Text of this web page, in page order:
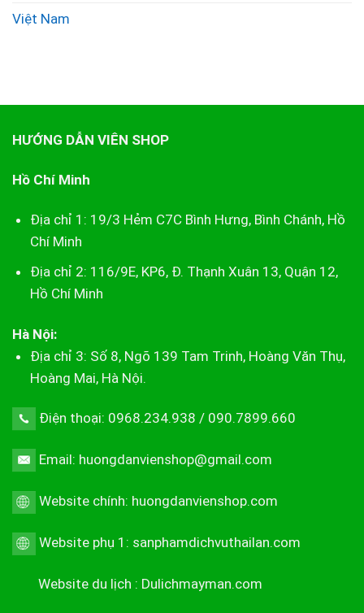
Việt Nam
HƯỚNG DẪN VIÊN SHOP
Hồ Chí Minh
Địa chỉ 1: 19/3 Hẻm C7C Bình Hưng, Bình Chánh, Hồ
Chí Minh
Địa chỉ 2: 116/9E, KP6, Đ. Thạnh Xuân 13, Quận 12,
Hồ Chí Minh
Hà Nội:
Địa chỉ 3: Số 8, Ngõ 139 Tam Trinh, Hoàng Văn Thụ,
Hoàng Mai, Hà Nội.
Điện thoại: 0968.234.938 / 090.7899.660
Email: huongdanvienshop@gmail.com
Website chính: huongdanvienshop.com
Website phụ 1: sanphamdichvuthailan.com
Website du lịch : Dulichmayman.com